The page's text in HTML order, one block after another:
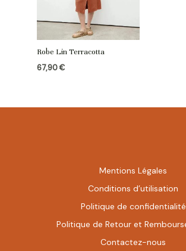
Robe Lin Terracotta
67,90€
Mentions Légales
Conditions d’utilisation
Politique de confidentialité
Politique de Retour et
Contactez-nous